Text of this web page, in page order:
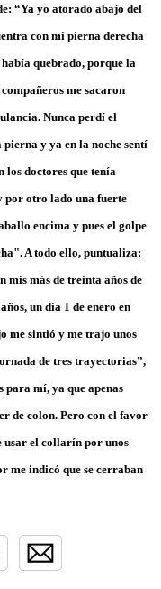
“Ya yo atorado abajo del
con mi pierna derecha
quebrado, porque la
me sacaron
Nunca perdí el
y ya en la noche sentí
doctores que tenía
por otro lado una fuerte
encima y pues el golpe
A todo ello, puntualiza:
mis más de treinta años de
un dia 1 de enero en
me sintió y me trajo unos
de tres trayectorias”,
para mí, ya que apenas
de colon. Pero con el favor
usar el collarín por unos
me indicó que se cerraban